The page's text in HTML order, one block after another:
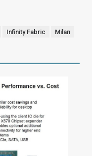
Infinity Fabric
Milan